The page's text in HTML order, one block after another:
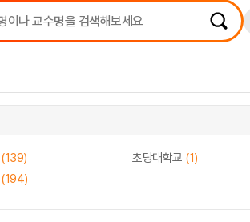
수강확인증강의
(139) 초당대학교 (1)
(194)